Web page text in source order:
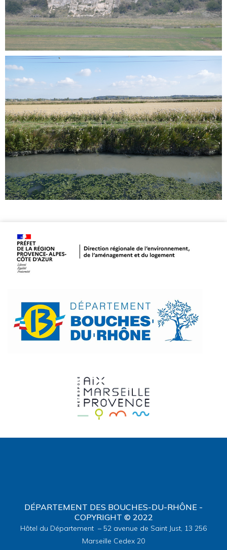
DÉPARTEMENT DES BOUCHES-DU-RHÔNE -
COPYRIGHT © 2022
Hôtel du Département – 52 avenue de Saint Just, 13 256
Marseille Cedex 20